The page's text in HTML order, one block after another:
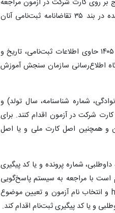
بر روی کارت شرکت در آزمون مراجعه
کنند. محل برگزاری آزمون متقاضیان با توجه به شهرستان درج شده در بند ۳۵ تقاضانامه ثبت‌نامی آنان
کارت شرکت در آزمون‌ ورودی مقطع کارشناسی‌ارشد ناپیوسته‌ سال‌ ۱۴۰۵ حاوی اطلاعات ثبت‌نامی، تاریخ و
از روز دوشنبه ۲۲ تیر ۱۴۰۵ بر روی درگاه اطلاع‌رسانی سازمان سنجش آموزش
شماره شناسنامه، سال تولد) و
شرکت در آزمون اقدام کنند. برای
و همچنین اصل کارت ملی و یا اصل
شماره پرونده و یا کد پیگیری
است با مراجعه به سیستم پاسخ‌گویی
اینترنتی سازمان سنجش به نشانی https://request.sanjesh.org و انتخاب نام آزمون و تعیین موضوع
و یا کد پیگیری ثبت‌نام اقدام کند.